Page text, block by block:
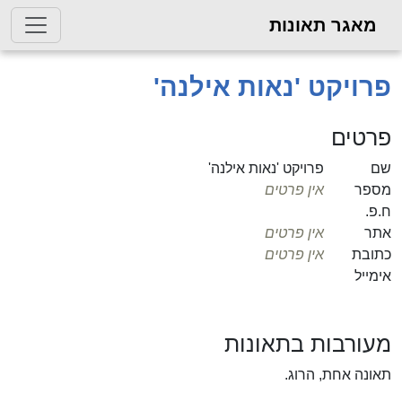
מאגר תאונות
פרויקט 'נאות אילנה'
פרטים
שם
פרויקט 'נאות אילנה'
מספר
ח.פ.
אין פרטים
אתר
אין פרטים
כתובת
אימייל
אין פרטים
מעורבות בתאונות
תאונה אחת, הרוג.